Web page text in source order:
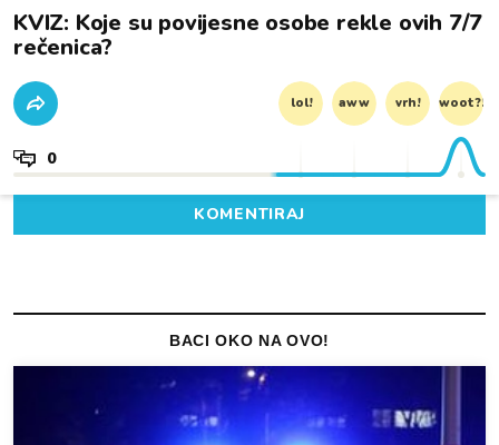
KVIZ: Koje su povijesne osobe rekle ovih 7/7
rečenica?
lol! aww vrh! woot?!
0
KOMENTIRAJ